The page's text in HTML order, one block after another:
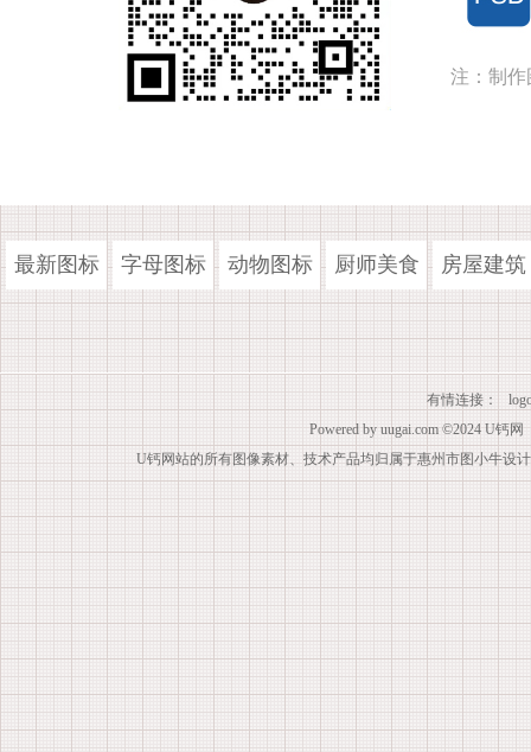
注：制作
最新图标 字母图标 动物图标 厨师美食 房屋建筑
有情连接：
Powered by uugai.com ©2024 U钙网
U钙网站的所有图像素材、技术产品均归属于惠州市图小牛设